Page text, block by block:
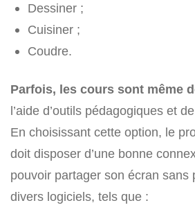
Dessiner ;
Cuisiner ;
Coudre.
Parfois, les cours sont même
l’aide d’outils pédagogiques et
En choisissant cette option, le
doit disposer d’une bonne
pouvoir partager son écran sans
divers logiciels, tels que :